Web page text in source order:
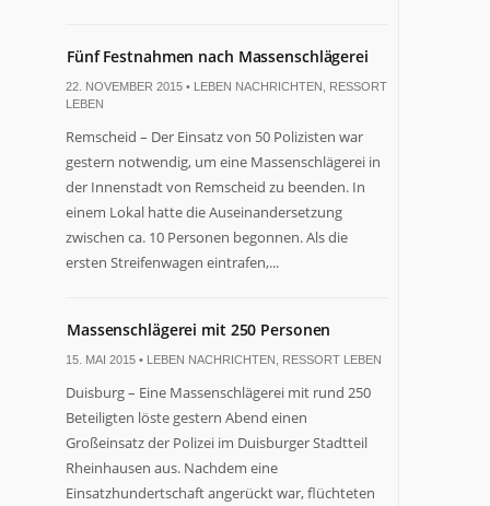
Fünf Festnahmen nach Massenschlägerei
22. NOVEMBER 2015 • LEBEN NACHRICHTEN
RESSORT
LEBEN
Remscheid – Der Einsatz von 50 Polizisten war
gestern notwendig, um eine Massenschlägerei in
der Innenstadt von Remscheid zu beenden. In
einem Lokal hatte die Auseinandersetzung
zwischen ca. 10 Personen begonnen. Als die
ersten Streifenwagen eintrafen,...
Massenschlägerei mit 250 Personen
15. MAI 2015 • LEBEN NACHRICHTEN RESSORT LEBEN
Duisburg – Eine Massenschlägerei mit rund 250
Beteiligten löste gestern Abend einen
Großeinsatz der Polizei im Duisburger Stadtteil
Rheinhausen aus. Nachdem eine
Einsatzhundertschaft angerückt war, flüchteten